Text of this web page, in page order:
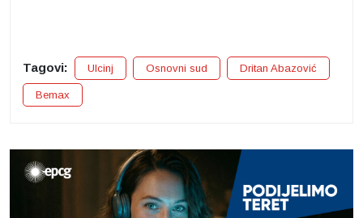
Tagovi: Ulcinj Osnovni sud Dritan Abazović
Bemax